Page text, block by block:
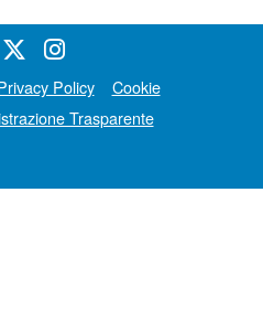
Policy
Cookie
Trasparente